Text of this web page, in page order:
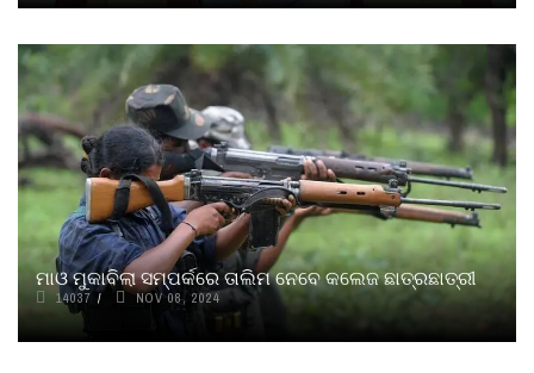
ମାଓ ମୁକାବିଲା ସମ୍ପର୍କରେ ତାଲିମ ନେବେ କଲେଜ ଛାତ୍ରଛାତ୍ରୀ
14037 NOV 08, 2024